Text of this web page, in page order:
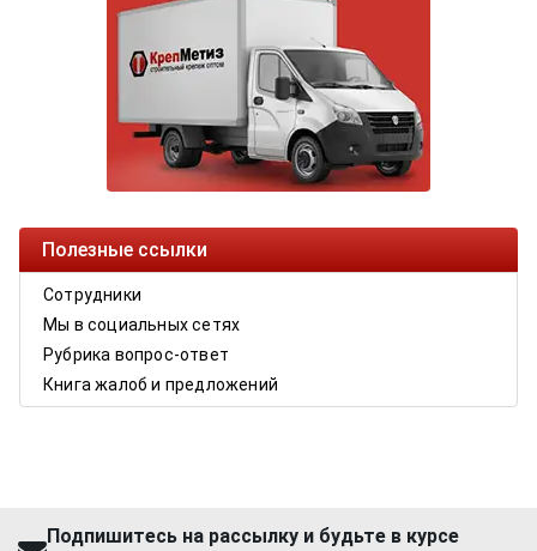
Полезные ссылки
Сотрудники
Мы в социальных сетях
Рубрика вопрос-ответ
Книга жалоб и предложений
Подпишитесь на рассылку и будьте в курсе